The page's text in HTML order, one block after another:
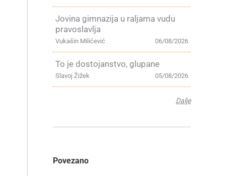
Jovina gimnazija u raljama vudu
pravoslavlja
06/08/2026
Vukašin Milićević
To je dostojanstvo, glupane
05/08/2026
Slavoj Žižek
Dalje
Povezano